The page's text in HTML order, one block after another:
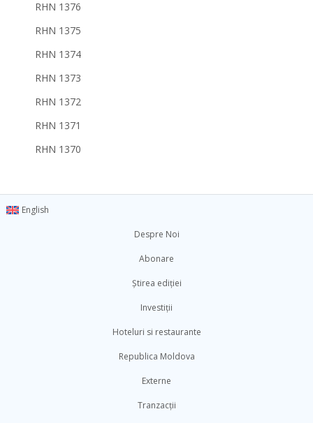
RHN 1376
RHN 1375
RHN 1374
RHN 1373
RHN 1372
RHN 1371
RHN 1370
English
Despre Noi
Abonare
Știrea ediției
Investiții
Hoteluri si restaurante
Republica Moldova
Externe
Tranzacții